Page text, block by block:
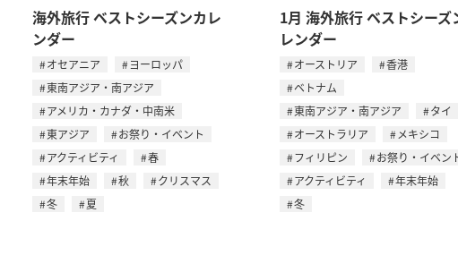
海外旅行 ベストシーズンカレ
ンダー
オセアニア
ヨーロッパ
東南アジア・南アジア
アメリカ・カナダ・中南米
東アジア
お祭り・イベント
アクティビティ
春
年末年始
秋
クリスマス
冬
夏
1月 海外旅行 ベストシーズ
レンダー
オーストリア
香港
ベトナム
東南アジア・南アジア
タイ
オーストラリア
メキシコ
フィリピン
お祭り・イベン
アクティビティ
年末年始
冬